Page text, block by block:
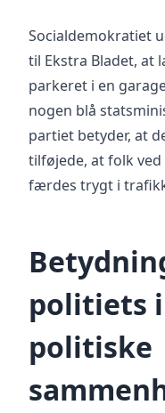
Socialdemokratiet
til Ekstra Bladet, at
parkeret i en
nogen blå
partiet betyder, at
tilføjede, at folk
færdes trygt i
politiets
politiske